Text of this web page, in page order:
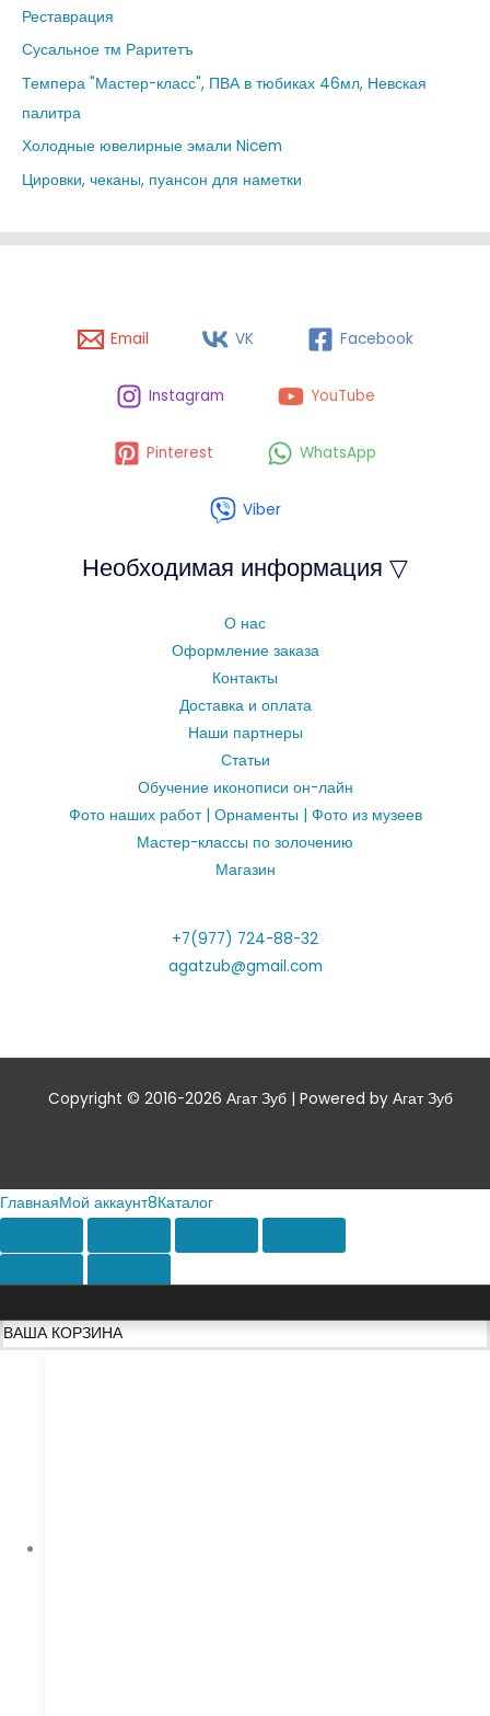
Реставрация
Сусальное тм Раритетъ
Темпера "Мастер-класс", ПВА в тюбиках 46мл, Невская
палитра
Холодные ювелирные эмали Nicem
Цировки, чеканы, пуансон для наметки
Email VK Facebook
Instagram YouTube
Pinterest WhatsApp
Viber
Необходимая информация ▽
О нас
Оформление заказа
Контакты
Доставка и оплата
Наши партнеры
Статьи
Обучение иконописи он-лайн
Фото наших работ | Орнаменты | Фото из музеев
Мастер-классы по золочению
Магазин
+7(977) 724-88-32
agatzub@gmail.com
Copyright © 2016-2026 Агат Зуб | Powered by Агат Зуб
ГлавнаяМой аккаунт8Каталог
ВАША КОРЗИНА